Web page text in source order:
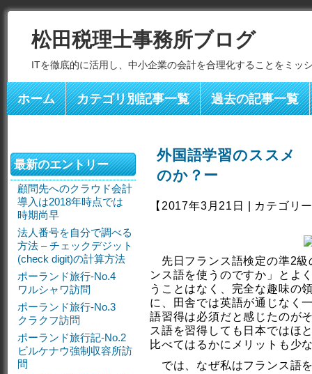
松田税理士事務所ブログ
ITを徹底的に活用し、中小企業の会計を合理化することをミッ
ホーム カテゴリ別記事一覧 過去の記事一覧
外国語学習のススメ
のか？ー
【2017年3月21日 | カテゴリ
先日フランス語検定の準2級
ンス語を使うのですか」とよ
うことはなく、完全な趣味の
に、田舎では英語が通じなく
語習得は必須だと感じたのが
ス語を習得しても日本ではほ
比べてはるかにメリットも少
では、なぜ私はフランス語
最新のエントリー
顧問先へのクラウド会計
導入は2018年時点では
時期尚早
法人番号を自分で調べる
方法 – チェックデジット
(check digit)の計算方法
ポーランド旅行-No.4
ワルシャワ訪問
ポーランド旅行-No.3
クラクフ訪問
ポーランド旅行記-No.2
ビルケナウ強制収容所訪
問